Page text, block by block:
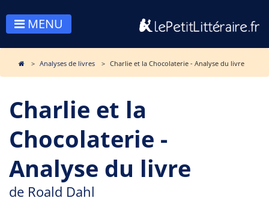
MENU
Analyses de livres Charlie et la Chocolaterie - Analyse du livre
Charlie et la
Chocolaterie -
Analyse du livre
de Roald Dahl